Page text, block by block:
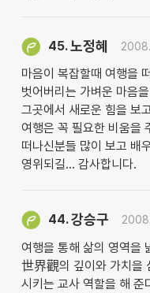
45.노정혜
마음이 복잡할때 여행을
벗어버리는 가벼운 마음
그곳에서 새로운 힘을 보
여행은 꼭 필요한 비움을
떠나신분들 많이 보고 배
영위되길... 감사합니다.
44.강승구
여행을 통해 삶의 영역
世界觀의 깊이와 가치을
시키는 교사 역할을 해